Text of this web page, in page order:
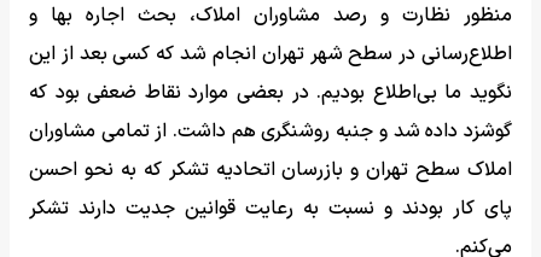
منظور نظارت و رصد مشاوران املاک، بحث اجاره بها و
اطلاع‌رسانی در سطح شهر تهران انجام شد که کسی بعد از این
نگوید ما بی‌اطلاع بودیم. در بعضی موارد نقاط ضعفی بود که
گوشزد داده شد و جنبه روشنگری هم داشت. از تمامی مشاوران
املاک سطح تهران و بازرسان اتحادیه تشکر که به نحو احسن
پای کار بودند و نسبت به رعایت قوانین جدیت دارند تشکر
می‌کنم.